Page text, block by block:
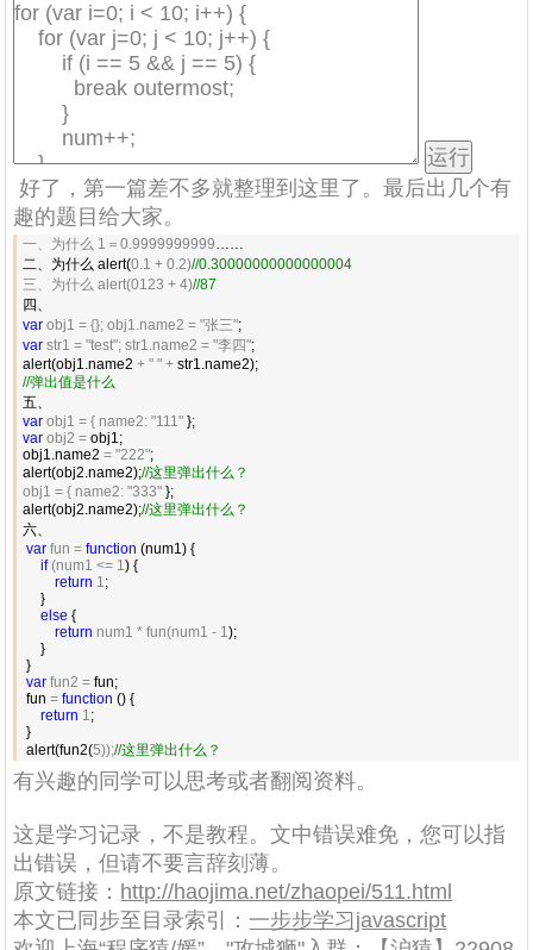
好了，第一篇差不多就整理到这里了。最后出几个有
趣的题目给大家。
一、为什么 1＝0.9999999999……
二、为什么 alert(0.1 + 0.2)//0.30000000000000004
三、为什么 alert(0123 + 4)//87
var obj1 = {}; obj1.name2 = "张三"
var str1 = "test"; str1.name2 = "李四";
alert(obj1.name2 + " " +
//弹出值是什么
var obj1 = { name2: "111"
var obj2 = obj1;
obj1.name2 = "222";
alert(obj2.name2);//这里弹出什么？
obj1 = { name2: "333" };
alert(obj2.name2);//这里弹出什么？
六、
var fun = function (num1) {
if (num1 <= 1) {
return 1;
     }
else {
return num1 * fun(num1 - 1);
     }
}
var fun2 = fun;
fun = function () {
return 1;
}
alert(fun2(5));//这里弹出什么？
有兴趣的同学可以思考或者翻阅资料。
这是学习记录，不是教程。文中错误难免，您可以指
出错误，但请不要言辞刻薄。
原文链接： http://haojima.net/zhaopei/511.html
本文已同步至目录索引： 一步步学习javascript